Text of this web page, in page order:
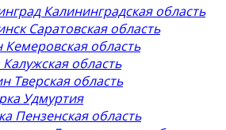
Калининградская область
Саратовская область
область
область
Тверская область
Удмуртия
Пензенская область